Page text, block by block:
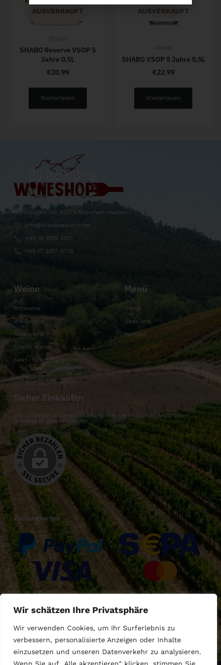
Wir schätzen Ihre Privatsphäre
Wir verwenden Cookies, um Ihr Surferlebnis zu
verbessern, personalisierte Anzeigen oder Inhalte
einzusetzen und unseren Datenverkehr zu analysieren.
AUSVERKAUFT
SHABO Reserve VSOP 5
Jahre 0,5L
€20.99
Weiterlesen
AUSVERKAUFT
SHABO VSOP 5 Jahre 0,5L
€22.99
Weiterlesen
Stiftsbogen 112, 81375 München-Hadern
info@blackseawine.de
+49 16 3129 3891
+49 17 2817 6718
Weine
Rotweine
Weißweine
Roseweine
Qvevri Weine
Sekt- Sparkling Weine
Menü
Home
Über uns
Kontakt
Sicher Einkaufen
SSL-Datenschutzverschlüsselung: Ihre Daten können nicht von
Unbefugten gelesen werden.
Zahlungsarten
Versandarten